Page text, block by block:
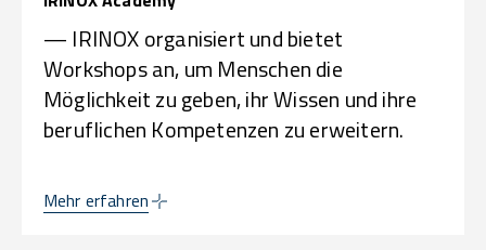
— IRINOX organisiert und bietet
Workshops an, um Menschen die
Möglichkeit zu geben, ihr Wissen und ihre
beruflichen Kompetenzen zu erweitern.
Mehr erfahren